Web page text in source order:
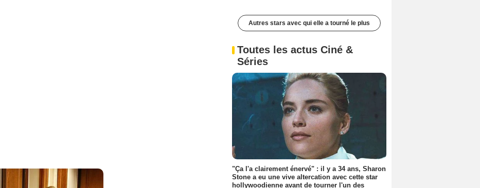
Autres stars avec qui elle a tourné le plus
Toutes les actus Ciné &
Séries
"Ça l'a clairement énervé" : il y a 34 ans, Sharon
Stone a eu une vive altercation avec cette star
hollywoodienne avant de tourner l'un des